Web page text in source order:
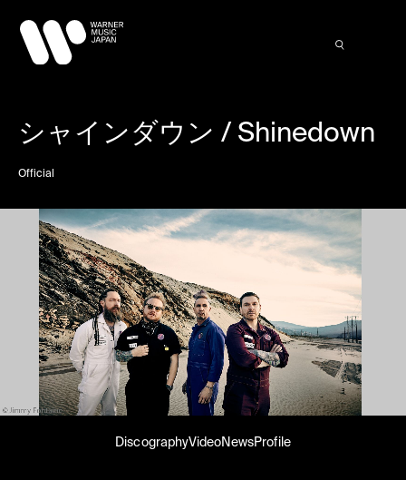
シャインダウン / Shinedown
Official
DiscographyVideoNewsProfile